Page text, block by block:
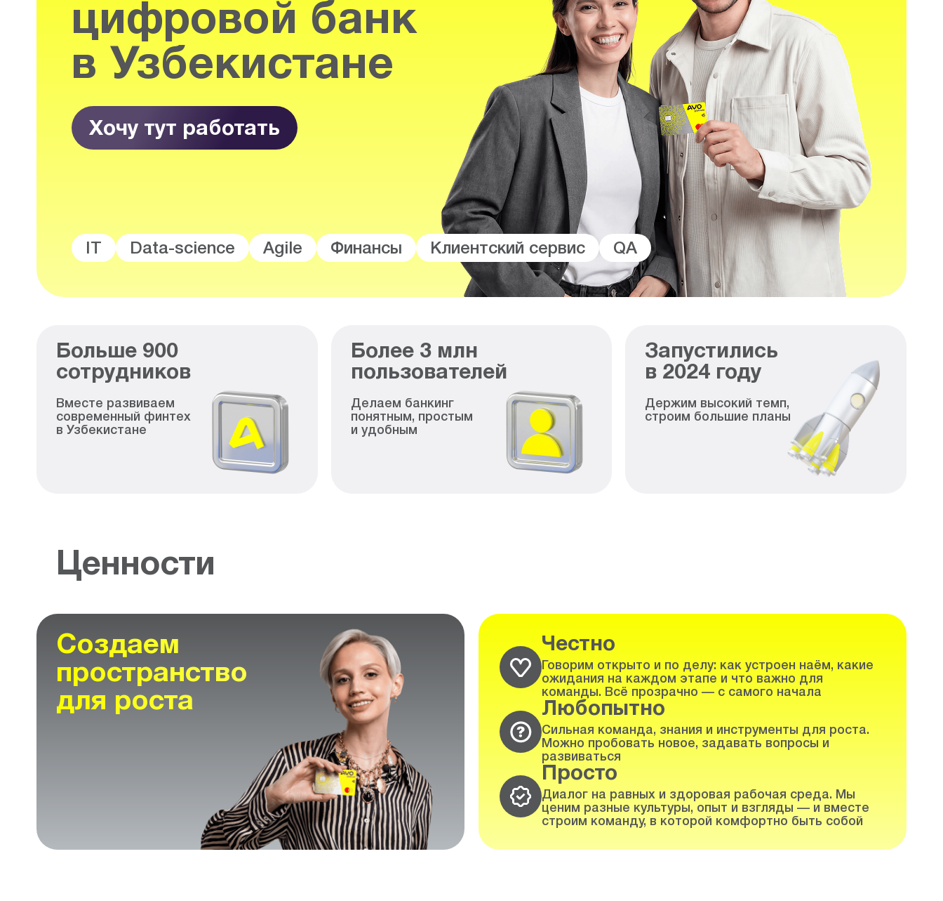
цифровой банк
в Узбекистане
Хочу тут работать
Data-science Agile Финансы Клиентский сервис QA
Больше 900
сотрудников
Вместе развиваем
современный финтех
в Узбекистане
Более 3млн
пользователей
Делаем банкинг
понятным, простым
и удобным
Запустились
в 2024 году
Держим высокий темп,
строим большие планы
Ценности
Создаем
пространство
для роста
Честно
Говорим открыто и по делу: как устроен наём, какие
ожидания на каждом этапе и что важно для
команды. Всё прозрачно — с самого начала
Любопытно
Сильная команда, знания и инструменты для роста.
Можно пробовать новое, задавать вопросы и
развиваться
Просто
Диалог на равных и здоровая рабочая среда. Мы
ценим разные культуры, опыт и взгляды — и вместе
строим команду, в которой комфортно быть собой